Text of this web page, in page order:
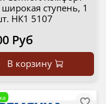
широкая ступень, 1
НК1 5107
Руб
В корзину